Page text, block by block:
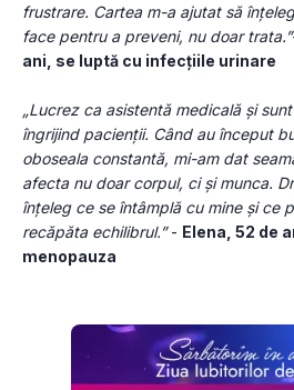
frustrare. Cartea m-a ajutat să
face pentru a preveni, nu doar
ani, se luptă cu infecțiile urinare
„Lucrez ca asistentă medicală și
îngrijind pacienții. Când au început
oboseala constantă, mi-am dat
afecta nu doar corpul, ci și munca.
înțeleg ce se întâmplă cu mine și ce
recăpăta echilibrul.” - Elena, 52 de
menopauza